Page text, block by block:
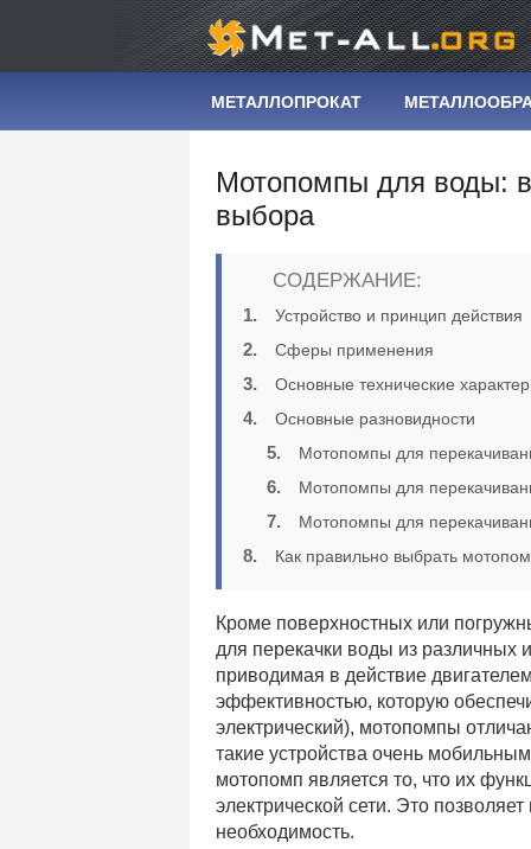
МЕТАЛЛОПРОКАТ
Мотопомпы для воды:
выбора
СОДЕРЖАНИЕ:
Устройство и принцип действия
Сферы применения
Основные технические
Основные разновидности
Мотопомпы для
Мотопомпы для
Мотопомпы для
Как правильно выбрать
Кроме поверхностных или
для перекачки воды из различных
приводимая в действие
эффективностью, которую
электрический), мотопомпы
такие устройства очень
мотопомп является то, что их
электрической сети. Это
необходимость.